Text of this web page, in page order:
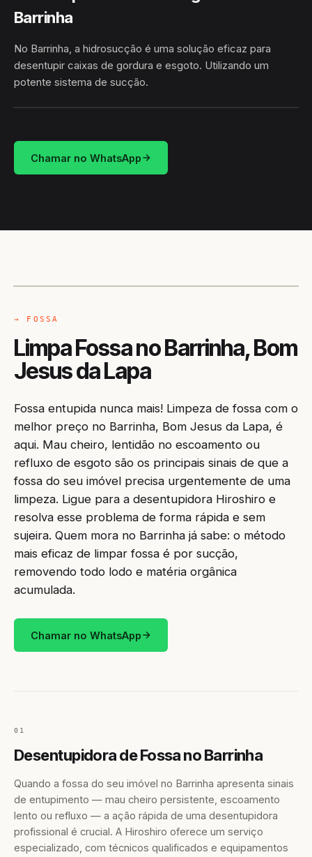
Barrinha
No Barrinha, a hidrosucção é uma solução eficaz para
desentupir caixas de gordura e esgoto. Utilizando um
potente sistema de sucção.
HIDROSUCÇÃO BARRINHA · BOM JESUS DA LAPA/BA
Chamar no WhatsApp
→ FOSSA
Limpa Fossa no Barrinha, Bom
Jesus da Lapa
Fossa entupida nunca mais! Limpeza de fossa com o
melhor preço no Barrinha, Bom Jesus da Lapa, é
aqui. Mau cheiro, lentidão no escoamento ou
refluxo de esgoto são os principais sinais de que a
fossa do seu imóvel precisa urgentemente de uma
limpeza. Ligue para a desentupidora Hiroshiro e
resolva esse problema de forma rápida e sem
sujeira. Quem mora no Barrinha já sabe: o método
mais eficaz de limpar fossa é por sucção,
removendo todo lodo e matéria orgânica
acumulada.
Chamar no WhatsApp
01
Desentupidora de Fossa no Barrinha
Quando a fossa do seu imóvel no Barrinha apresenta sinais
de entupimento — mau cheiro persistente, escoamento
lento ou refluxo — a ação rápida de uma desentupidora
profissional é crucial. A Hiroshiro oferece um serviço
especializado, com técnicos qualificados e equipamentos